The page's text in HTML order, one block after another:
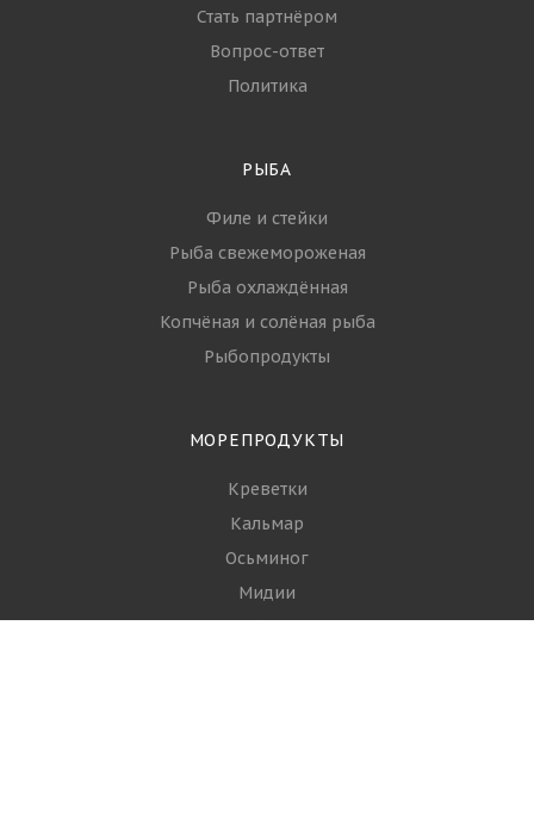
Стать партнёром
Вопрос-ответ
Политика
РЫБА
Филе и стейки
Рыба свежемороженая
Рыба охлаждённая
Копчёная и солёная рыба
Рыбопродукты
МОРЕПРОДУКТЫ
Креветки
Кальмар
Осьминог
Мидии
Гребешки